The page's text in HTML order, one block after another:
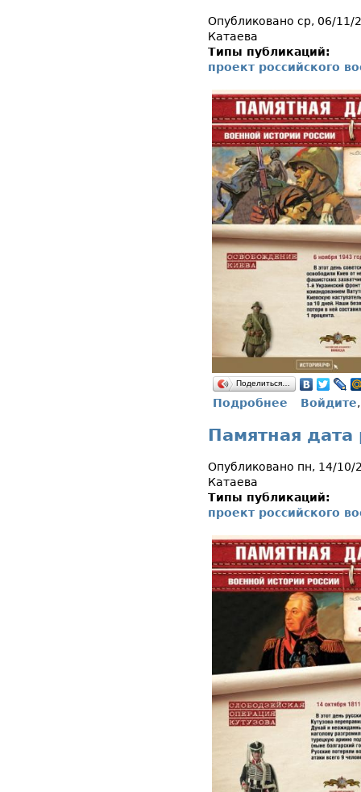
Опубликовано ср, 06/11/
Катаева
Типы публикаций:
проект российского
Поделиться…
Подробнее о Памятная
Войдите
Памятная дата
Опубликовано пн, 14/
Катаева
Типы публикаций:
проект российского